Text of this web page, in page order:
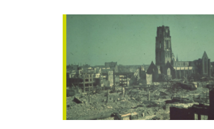
doordat rijke families de prijs
opdreven, ontstond er
‘bruidsschatsinflatie’, vertelt
historicus Marlisa den Hartog.
‘Bruidsschatten werden een
financiële markt op zich.’ Hoe zag
de vijftiende-eeuwse Italiaanse
huwelijksmarkt...